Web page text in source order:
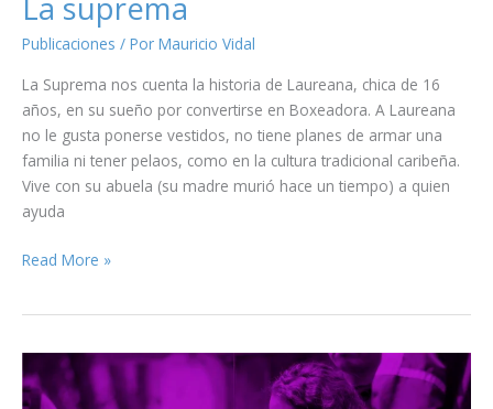
La suprema
Publicaciones / Por Mauricio Vidal
La Suprema nos cuenta la historia de Laureana, chica de 16
años, en su sueño por convertirse en Boxeadora. A Laureana
no le gusta ponerse vestidos, no tiene planes de armar una
familia ni tener pelaos, como en la cultura tradicional caribeña.
Vive con su abuela (su madre murió hace un tiempo) a quien
ayuda
La
Read More »